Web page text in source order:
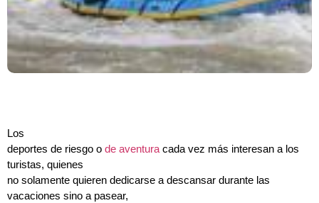
Los
deportes de riesgo o de aventura cada vez más interesan a los
turistas, quienes
no solamente quieren dedicarse a descansar durante las
vacaciones sino a pasear,